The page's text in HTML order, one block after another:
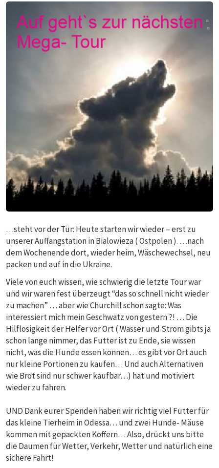
…steht vor der Tür: Heute starten wir wieder – erst zu
unserer Auffangstation in Bialowieza ( Ostpolen ). …nach
dem Wochenende dort, wieder heim, Wäschewechsel, neu
packen und auf in die Ukraine.
Viele von euch wissen, wie schwierig die letzte Tour war
und wir waren fest überzeugt “das so schnell nicht wieder
zu machen” … aber wie Churchill schon sagte: Was
interessiert mich mein Geschwätz von gestern ?! … Die
Hilflosigkeit der Helfer vor Ort ( Wasser und Strom gibts ja
schon lange nimmer, das Futter ist zu Ende, sie wissen
nicht, was die Hunde essen können… es gibt vor Ort auch
nur kleine Portionen zu kaufen… Und auch Alternativen
wie Brot sind nur schwer kaufbar…) hat und motiviert
wieder zu fahren.
UND Dank eurer Spenden haben wir richtig viel Futter für
das kleine Tierheim in Odessa… und zwei Hunde- Mäuse
kommen mit gepackten Koffern… Also, drückt uns bitte
die Daumen für Wetter, Verkehr, Wetter und natürlich eine
sichere Fahrt!